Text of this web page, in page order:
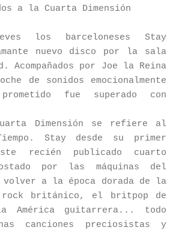
a la Cuarta Dimensión
los barceloneses Stay
nuevo disco por la sala
Acompañados por Joe la Reina
de sonidos emocionalmente
fue superado con
Dimensión se refiere al
Stay desde su primer
recién publicado cuarto
por las máquinas del
a la época dorada de la
británico, el britpop de
América guitarrera... todo
canciones preciosistas y